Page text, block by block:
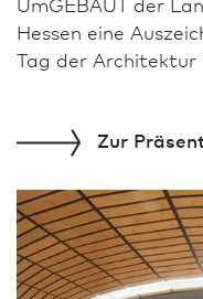
Hessen eine
Tag der Archi­tektur
Zur